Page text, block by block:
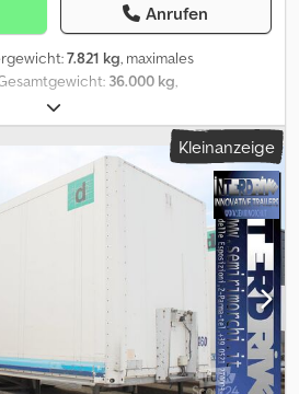
Anrufen
7.821 kg, maximales
36.000 kg,
, Laderaumlänge:
, Laderaumhöhe:2.700 mm,
Sonstige,
Sonstige, Emissionsklasse:
Ladebordwand, Schmitz Cargobull
Pal.-Kasten / Miete / RENT
- Doppelstock - Abmessungen innen
- ABS/EBS - Liftachse - Ladebordwand
55R22.5 Deutsches Fahrzeug!
Box Chedswag Dvspfx Afiea -
Internal dimensions (LxWxH): 13.60 x
axle - Taillift - SAF axles - Tyres:
Export price! Coffrets Schmitz -
Kleinanzeige